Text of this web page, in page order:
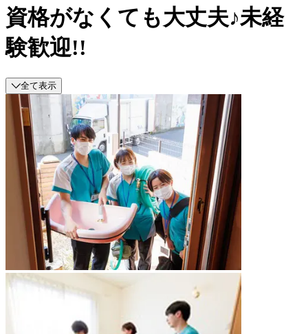
資格がなくても大丈夫♪未経
験歓迎!!
全て表示